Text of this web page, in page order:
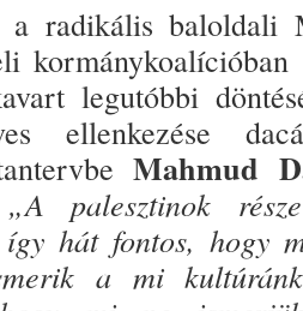
a radikális baloldali
legutóbbi
ellenkezése
Mahmud
„A palesztinok
hát fon­tos, hogy
a mi